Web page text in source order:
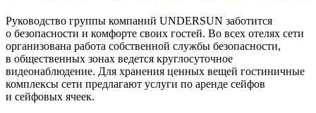
Руководство группы компаний UNDERSUN заботится
о безопасности и комфорте своих гостей. Во всех отелях сети
организована работа собственной службы безопасности,
в общественных зонах ведется круглосуточное
видеонаблюдение. Для хранения ценных вещей гостиничные
комплексы сети предлагают услуги по аренде сейфов
и сейфовых ячеек.